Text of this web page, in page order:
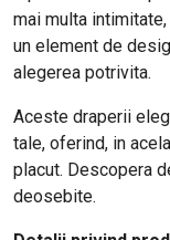
mai multa
un element de
alegerea potrivita.
Aceste draperii
tale, oferind, in
placut. Descopera
deosebite.